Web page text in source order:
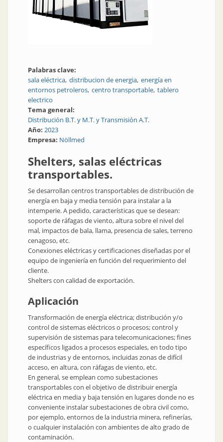
Palabras clave:
sala eléctrica distribucion de energia energía en
entornos petroleros centro transportable tablero
electrico
Tema general:
Distribución B.T. y M.T. y Transmisión A.T.
Año: 2023
Empresa: Nöllmed
Shelters, salas eléctricas
transportables.
Se desarrollan centros transportables de distribución de
energía en baja y media tensión para instalar a la
intemperie. A pedido, características que se desean:
soporte de ráfagas de viento, altura sobre el nivel del
mal, impactos de bala, llama, presencia de sales, terreno
cenagoso, etc.
Conexiones eléctricas y certificaciones diseñadas por el
equipo de ingeniería en función del requerimiento del
cliente.
Shelters con calidad de exportación.
Aplicación
Transformación de energía eléctrica; distribución y/o
control de sistemas eléctricos o procesos; control y
supervisión de sistemas para telecomunicaciones; fines
específicos ligados a procesos especiales, en todo tipo
de industrias y de entornos, incluidas zonas de difícil
acceso, en altura, con ráfagas de viento, etc.
En general, se emplean como subestaciones
transportables con el objetivo de distribuir energía
eléctrica en media y baja tensión en lugares donde no es
conveniente instalar subestaciones de obra civil como,
por ejemplo, entornos de la industria minera, refinerías,
o cualquier instalación con ambientes de alto grado de
contaminación.